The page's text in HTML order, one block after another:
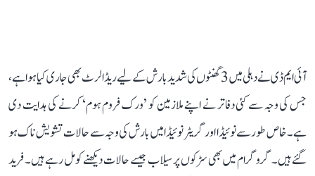
آئی ایم ڈی نے دہلی میں 3 گھنٹوں کی شدید بارش کے لیے ریڈ الرٹ بھی جاری کیا ہوا ہے،
جس کی وجہ سے کئی دفاتر نے اپنے ملازمین کو ’ورک فروم ہوم‘ کرنے کی ہدایت دی
ہے۔ خاص طور سے نوئیڈا اور گریٹر نوئیڈا میں بارش کی وجہ سے حالات تشویش ناک ہو
گئے ہیں۔ گروگرام میں بھی سڑکوں پر سیلاب جیسے حالات دیکھنے کو مل رہے ہیں۔ فرید